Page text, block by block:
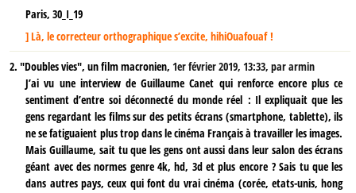
Paris, 30_I_19
] Là, le correcteur orthographique s’excite, hihiOuafouaf !
2. "Doubles vies", un film macronien,1er février 2019, 13:33,pararmin
J’ai vu une interview de Guillaume Canet qui renforce encore plus ce
sentiment d’entre soi déconnecté du monde réel : Il expliquait que les
gens regardant les films sur des petits écrans (smartphone, tablette), ils
ne se fatiguaient plus trop dans le cinéma Français à travailler les images.
Mais Guillaume, sait tu que les gens ont aussi dans leur salon des écrans
géant avec des normes genre 4k, hd, 3d et plus encore ? Sais tu que les
dans autres pays, ceux qui font du vrai cinéma (corée, etats-unis, hong